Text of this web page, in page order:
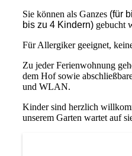
Sie können als Ganzes (für
bis zu 4 Kindern)gebucht
Für Allergiker geeignet,
Zu jeder Ferienwohnung
dem Hof sowie
und WLAN.
Kinder sind herzlich
unserem Garten wartet auf